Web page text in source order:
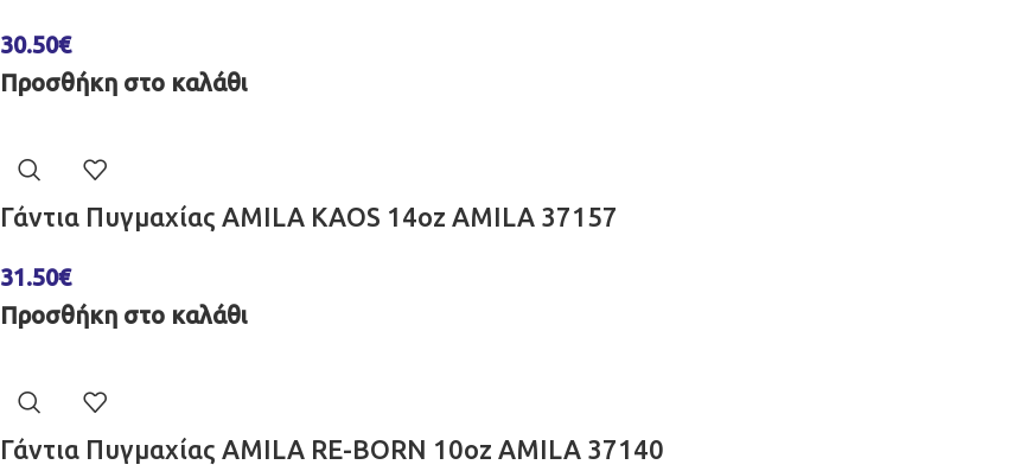
30.50€
Προσθήκη στο καλάθι
Γάντια Πυγμαχίας AMILA KAOS 14oz AMILA 37157
31.50€
Προσθήκη στο καλάθι
Γάντια Πυγμαχίας AMILA RE-BORN 10oz AMILA 37140